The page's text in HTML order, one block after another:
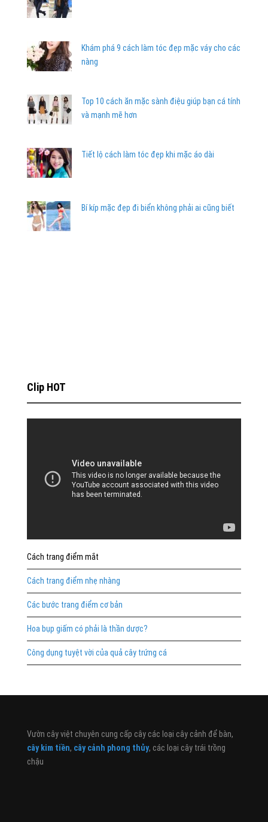
Khám phá 9 cách làm tóc đẹp mặc váy cho các
nàng
Top 10 cách ăn mặc sành điệu giúp bạn cá tính
và mạnh mẽ hơn
Tiết lộ cách làm tóc đẹp khi mặc áo dài
Bí kíp mặc đẹp đi biển không phải ai cũng biết
Clip HOT
Cách trang điểm mắt
Cách trang điểm nhẹ nhàng
Các bước trang điểm cơ bản
Hoa bụp giấm có phải là thần dược?
Công dụng tuyệt vời của quả cây trứng cá
Vườn cây việt chuyên cung cấp cây các loại cây cảnh để bàn,
cây kim tiền, cây cảnh phong thủy, các loại cây trái trồng
chậu